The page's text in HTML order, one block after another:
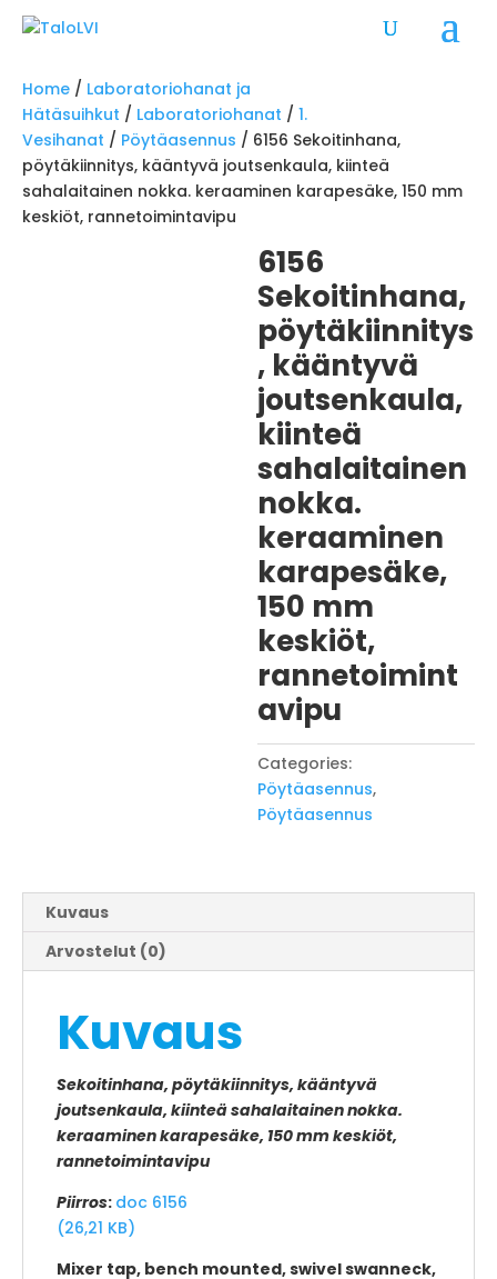
Home / Laboratoriohanat ja
Hätäsuihkut / Laboratoriohanat / 1.
Vesihanat / Pöytäasennus / 6156 Sekoitinhana,
pöytäkiinnitys, kääntyvä joutsenkaula, kiinteä
sahalaitainen nokka. keraaminen karapesäke, 150 mm
keskiöt, rannetoimintavipu
6156
Sekoitinhana,
pöytäkiinnitys
, kääntyvä
joutsenkaula,
kiinteä
sahalaitainen
nokka.
keraaminen
karapesäke,
150 mm
keskiöt,
rannetoimint
avipu
Categories:
Pöytäasennus,
Pöytäasennus
Kuvaus
Arvostelut (0)
Kuvaus
Sekoitinhana, pöytäkiinnitys, kääntyvä
joutsenkaula, kiinteä sahalaitainen nokka.
keraaminen karapesäke, 150 mm keskiöt,
rannetoimintavipu
Piirros: doc 6156
(26,21 KB)
Mixer tap, bench mounted, swivel swanneck,